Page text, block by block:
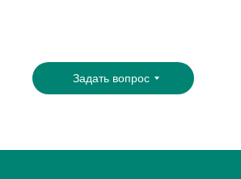
Задать вопрос